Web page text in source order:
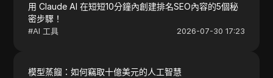
用 Claude AI 在短短10分鐘內創建排名SEO內容的5個秘
密步驟！
#AI 工具 2026-07-30 17:23
模型蒸餾：如何竊取十億美元的人工智慧